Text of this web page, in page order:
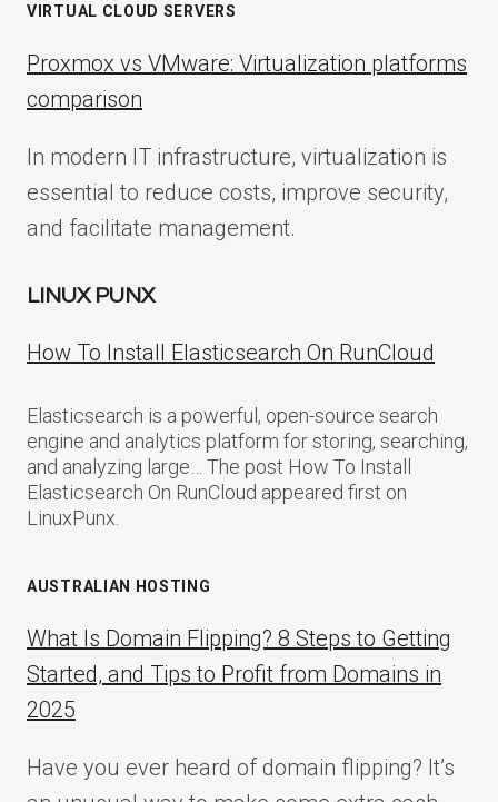
VIRTUAL CLOUD SERVERS
Proxmox vs VMware: Virtualization platforms
comparison
In modern IT infrastructure, virtualization is
essential to reduce costs, improve security,
and facilitate management.
LINUX PUNX
How To Install Elasticsearch On RunCloud
Elasticsearch is a powerful, open-source search
engine and analytics platform for storing, searching,
and analyzing large… The post How To Install
Elasticsearch On RunCloud appeared first on
LinuxPunx.
AUSTRALIAN HOSTING
What Is Domain Flipping? 8 Steps to Getting
Started, and Tips to Profit from Domains in
2025
Have you ever heard of domain flipping? It’s